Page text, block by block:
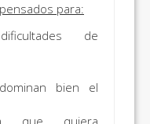
para:
de
bien el